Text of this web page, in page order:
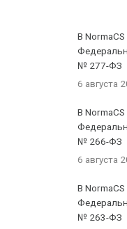
В
№ 277-ФЗ
6 августа
В
№ 266-ФЗ
6 августа
В
№ 263-ФЗ